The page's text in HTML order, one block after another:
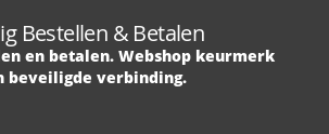
Bestellen & Betalen
en betalen. Webshop keurmerk
beveiligde verbinding.